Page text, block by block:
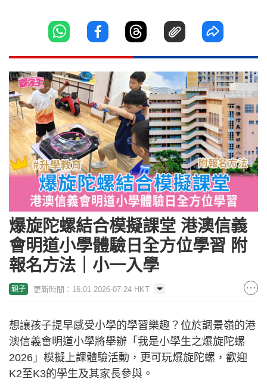
爆旋陀螺結合模擬課堂 港澳信義
會明道小學體驗日全方位學習 附
報名方法｜小一入學
親子 更新時間：16:01 2026-07-24 HKT
想讓孩子提早感受小學的學習樂趣？位於調景嶺的港
澳信義會明道小學將舉辦「我是小學生之爆旋陀螺
2026」模擬上課體驗活動，更可玩爆旋陀螺，歡迎
K2至K3的學生及其家長參與。